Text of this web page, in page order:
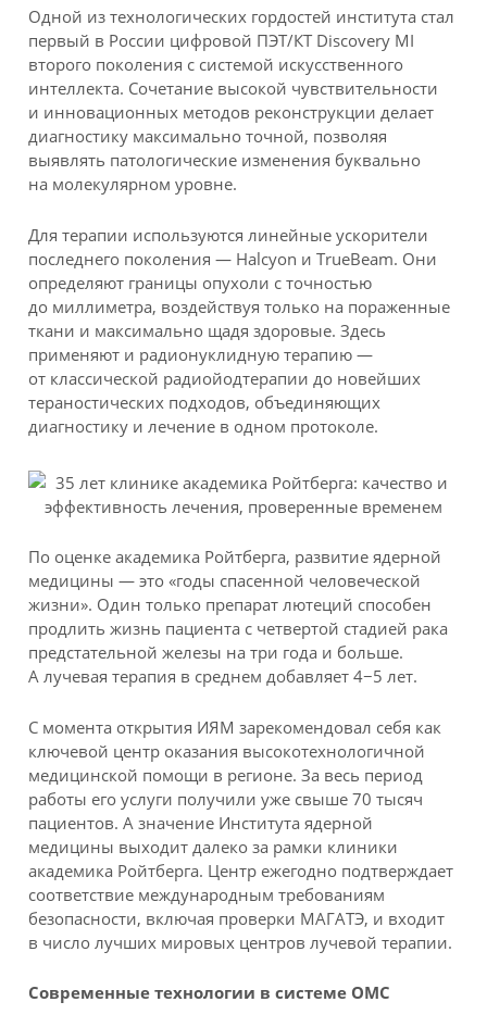
Одной из технологических гордостей института стал
первый в России цифровой ПЭТ/КТ Discovery MI
второго поколения с системой искусственного
интеллекта. Сочетание высокой чувствительности
и инновационных методов реконструкции делает
диагностику максимально точной, позволяя
выявлять патологические изменения буквально
на молекулярном уровне.
Для терапии используются линейные ускорители
последнего поколения — Halcyon и TrueBeam. Они
определяют границы опухоли с точностью
до миллиметра, воздействуя только на пораженные
ткани и максимально щадя здоровые. Здесь
применяют и радионуклидную терапию —
от классической радиойодтерапии до новейших
тераностических подходов, объединяющих
диагностику и лечение в одном протоколе.
По оценке академика Ройтберга, развитие ядерной
медицины — это «годы спасенной человеческой
жизни». Один только препарат лютеций способен
продлить жизнь пациента с четвертой стадией рака
предстательной железы на три года и больше.
А лучевая терапия в среднем добавляет 4−5 лет.
С момента открытия ИЯМ зарекомендовал себя как
ключевой центр оказания высокотехнологичной
медицинской помощи в регионе. За весь период
работы его услуги получили уже свыше 70 тысяч
пациентов. А значение Института ядерной
медицины выходит далеко за рамки клиники
академика Ройтберга. Центр ежегодно подтверждает
соответствие международным требованиям
безопасности, включая проверки МАГАТЭ, и входит
в число лучших мировых центров лучевой терапии.
Современные технологии в системе ОМС